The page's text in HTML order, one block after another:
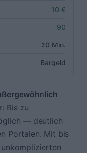
10 €
90
20 Min.
Bargeld
Bis zu
— deutlich
Portalen. Mit bis